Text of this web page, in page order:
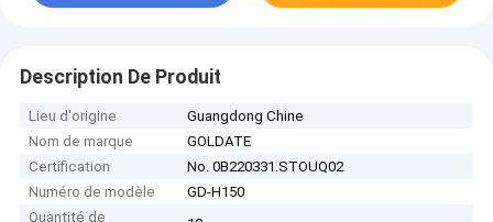
Description De Produit
Lieu d'origine
Guangdong Chine
Nom de marque
GOLDATE
Certification
No. 0B220331.STOUQ02
Numéro de modèle
GD-H150
Quantité de